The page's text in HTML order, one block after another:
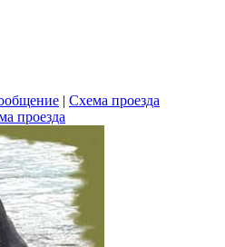
| Схема проезда
проезда